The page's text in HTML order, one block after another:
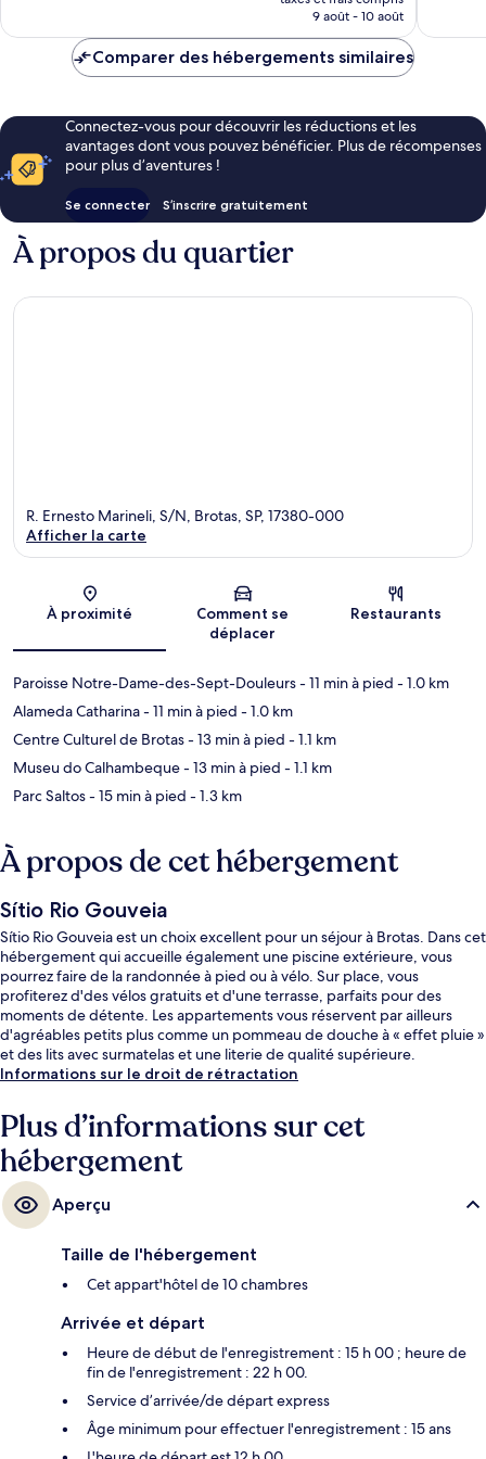
prix
de
9 août - 10 août
Comparer des hébergements similaires
Connectez-vous pour découvrir les réductions et les
avantages dont vous pouvez bénéficier. Plus de récompenses
pour plus d’aventures !
Se connecter S’inscrire gratuitement
À propos du quartier
Carte
R. Ernesto Marineli, S/N, Brotas, SP, 17380-000
Afficher la carte
À proximité
Comment se
déplacer
Restaurants
Paroisse Notre-Dame-des-Sept-Douleurs- 11 min à pied - 1.0 km
Alameda Catharina- 11 min à pied - 1.0 km
Centre Culturel de Brotas- 13 min à pied - 1.1 km
Museu do Calhambeque- 13 min à pied - 1.1 km
Parc Saltos- 15 min à pied - 1.3 km
À propos de cet hébergement
Sítio Rio Gouveia
Sítio Rio Gouveia est un choix excellent pour un séjour à Brotas. Dans cet
hébergement qui accueille également une piscine extérieure, vous
pourrez faire de la randonnée à pied ou à vélo. Sur place, vous
profiterez d'des vélos gratuits et d'une terrasse, parfaits pour des
moments de détente. Les appartements vous réservent par ailleurs
d'agréables petits plus comme un pommeau de douche à « effet pluie »
et des lits avec surmatelas et une literie de qualité supérieure.
Informations sur le droit de rétractation
Plus d’informations sur cet
hébergement
Aperçu
Taille de l'hébergement
Cet appart'hôtel de 10 chambres
Arrivée et départ
Heure de début de l'enregistrement : 15 h 00 ; heure de
fin de l'enregistrement : 22 h 00.
Service d’arrivée/de départ express
Âge minimum pour effectuer l'enregistrement : 15 ans